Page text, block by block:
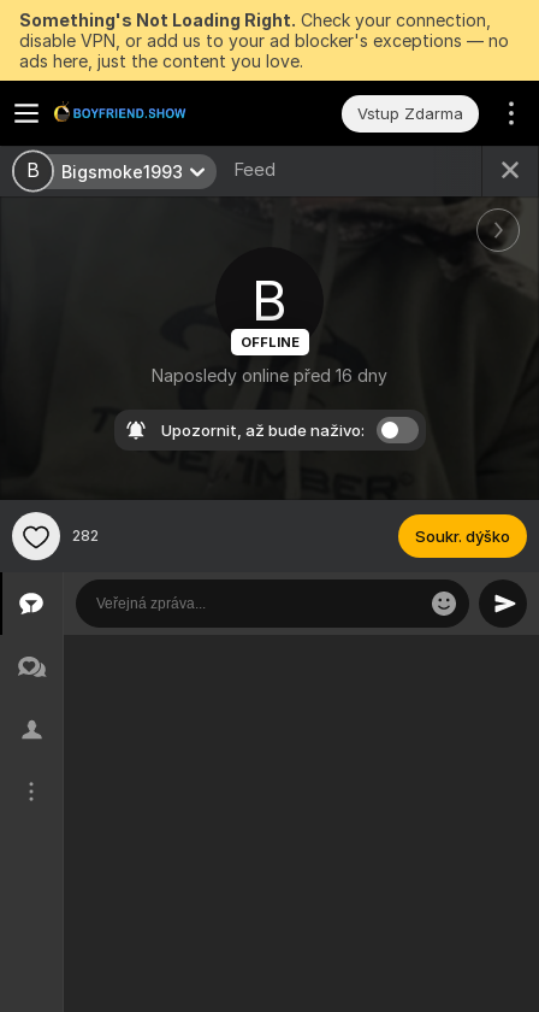
Something's Not Loading Right. Check your connection,
disable VPN, or add us to your ad blocker's exceptions — no
ads here, just the content you love.
Vstup Zdarma
B Bigsmoke1993 Feed
B
OFFLINE
Naposledy online před 16 dny
Upozornit, až bude naživo:
282 Soukr. dýško